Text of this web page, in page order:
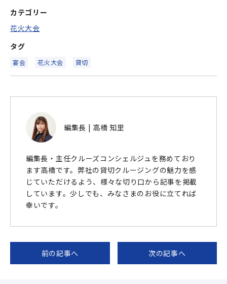
カテゴリー
花火大会
タグ
宴会 花火大会 貸切
編集長 | 高橋 知里
編集長・主任クルーズコンシェルジュを務めており
ます高橋です。弊社の貸切クルージングの魅力を感
じていただけるよう、様々な切り口から記事を掲載
しています。少しでも、みなさまのお役に立てれば
幸いです。
前の記事へ 次の記事へ